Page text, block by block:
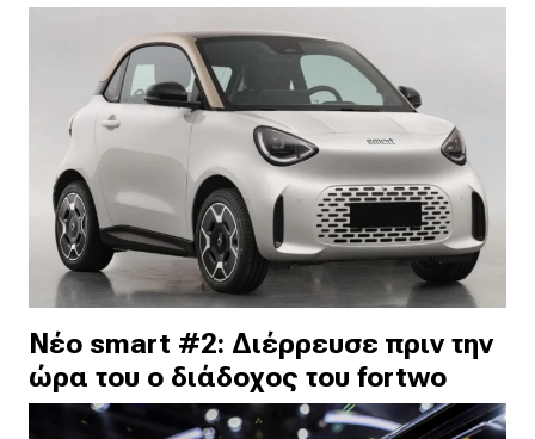
Νέο smart #2: Διέρρευσε πριν την
ώρα του ο διάδοχος του fortwo